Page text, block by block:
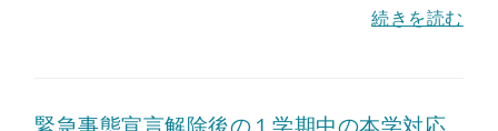
続きを読む
緊急事態宣言解除後の１学期中の本学対応